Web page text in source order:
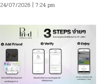
24/07/2026 | 7:24 pm